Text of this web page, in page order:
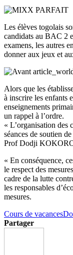
Les élèves togolais
candidats au BAC 2
examens, les autres
donner aux jeux et
Alors que les
à inscrire les enfants
enseignements
un rappel à l’ordre.
« L’organisation des
séances de soutien
Prof Dodji
« En conséquence,
le respect des
cadre de la lutte
les responsables
mesures.
Cours de vacances
Partager